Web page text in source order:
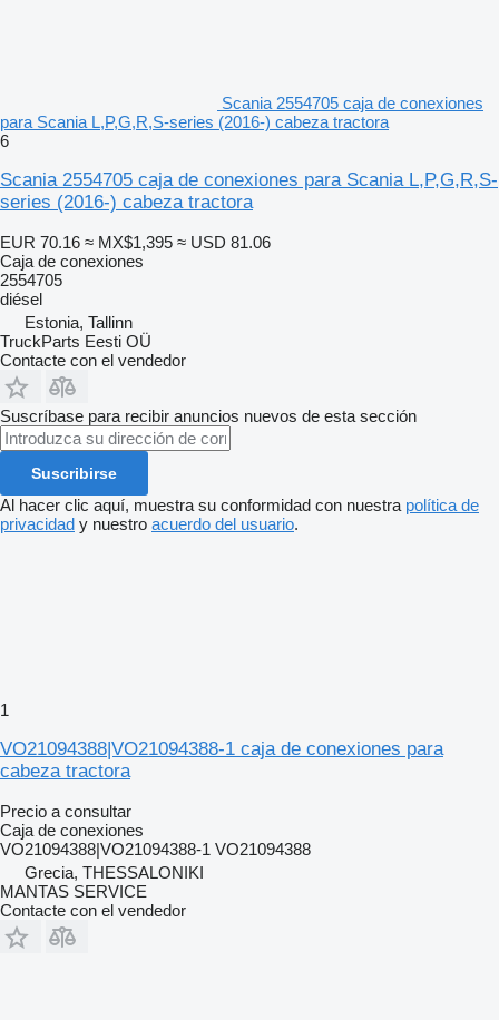
Scania 2554705 caja de conexiones
para Scania L,P,G,R,S-series (2016-) cabeza tractora
6
Scania 2554705 caja de conexiones para Scania L,P,G,R,S-
series (2016-) cabeza tractora
EUR 70.16 ≈ MX$1,395 ≈ USD 81.06
Caja de conexiones
2554705
diésel
Estonia, Tallinn
TruckParts Eesti OÜ
Contacte con el vendedor
Suscríbase para recibir anuncios nuevos de esta sección
Suscribirse
Al hacer clic aquí, muestra su conformidad con nuestra política de
privacidad y nuestro acuerdo del usuario.
1
VO21094388|VO21094388-1 caja de conexiones para
cabeza tractora
Precio a consultar
Caja de conexiones
VO21094388|VO21094388-1 VO21094388
Grecia, THESSALONIKI
MANTAS SERVICE
Contacte con el vendedor